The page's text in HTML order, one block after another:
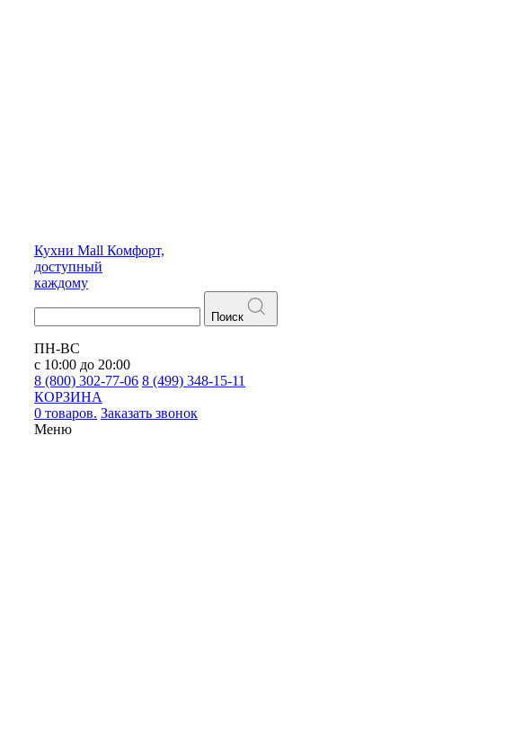
Кухни Mall Комфорт,
доступный
каждому
Поиск
ПН-ВС
с 10:00 до 20:00
8 (800) 302-77-06 8 (499) 348-15-11
КОРЗИНА
0 товаров. Заказать звонок
Меню